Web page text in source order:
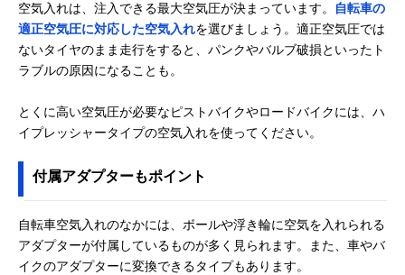
空気入れは、注入できる最大空気圧が決まっています。
自転車の
適正空気圧に対応した空気入れを選びましょう。適正空気圧では
ないタイヤのまま走行をすると、パンクやバルブ破損といったト
ラブルの原因になることも。
とくに高い空気圧が必要なピストバイクやロードバイクには、ハ
イプレッシャータイプの空気入れを使ってください。
付属アダプターもポイント
自転車空気入れのなかには、ボールや浮き輪に空気を入れられる
アダプターが付属しているものが多く見られます。また、車やバ
イクのアダプターに変換できるタイプもあります。